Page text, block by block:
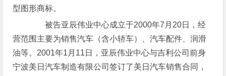
型图形商标。
被告亚辰伟业中心成立于2000年7月20日，经
营范围主要为销售汽车（含小轿车）、汽车配件、润滑
油等。2001年1月11日，亚辰伟业中心与吉利公司前身
宁波美日汽车制造有限公司签订了美日汽车销售合同，